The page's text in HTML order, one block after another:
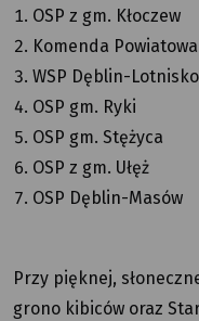
OSP z gm. Kłoczew
Komenda
WSP Dęblin-Lotnisko
OSP gm. Ryki
OSP gm. Stężyca
OSP z gm. Ułęż
OSP Dęblin-Masów
Przy pięknej,
grono kibiców oraz